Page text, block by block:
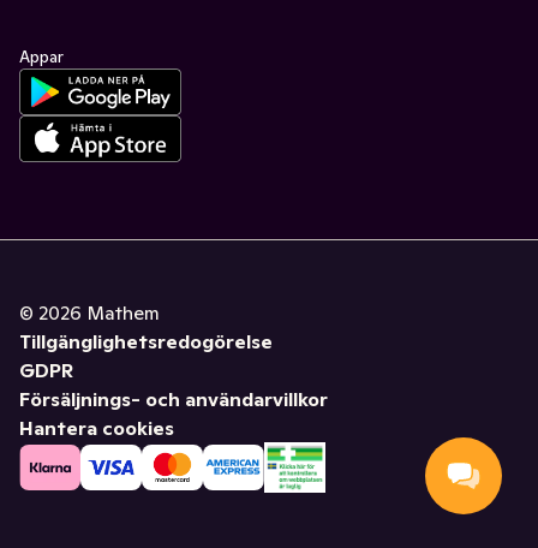
Appar
© 2026 Mathem
Tillgänglighetsredogörelse
GDPR
Försäljnings- och användarvillkor
Hantera cookies